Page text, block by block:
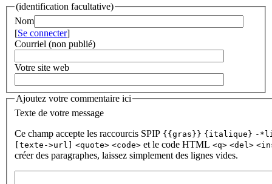
(identification facultative)
Nom
[Se connecter]
Courriel (non publié)
Votre site web
Ajoutez votre commentaire ici
Texte de votre message
Ce champ accepte les raccourcis SPIP {{gras}} {italique} -
[texte->url] <quote> <code> et le code HTML <q> <del>
créer des paragraphes, laissez simplement des lignes vides.